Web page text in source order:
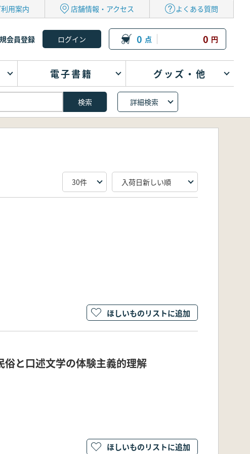
利用案内 店舗情報・アクセス よくある質問
会員登録 0 点 0 円
電子書籍 グッズ・他
詳細検索
ほしいものリストに追加
俗と口述文学の体験主義的理解
ほしいものリストに追加